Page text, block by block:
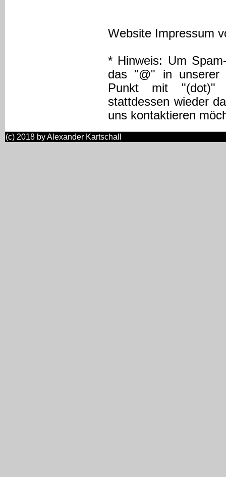
Website Impressum
* Hinweis: Um
das "@" in unserer
Punkt mit "(dot)"
stattdessen wieder
uns kontaktieren
(c) 2018 by Alexander Kartschall